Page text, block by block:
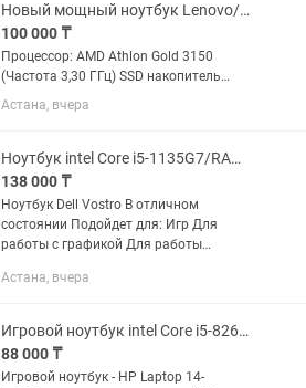
Новый мощный ноутбук Lenovo/AMD Athlon Gold 3150/SSD/Full HD/ОЗУ 8 Гб
100 000 ₸
Процессор: AMD Athlon Gold 3150
(Частота 3,30 ГГц) SSD накопитель
Оперативная память (ОЗУ): 8 Гигабайт
Экран: 14 дюйм/Full HD/IPS матрица
лицензионные
Астана, вчера
Ноутбук intel Core i5-1135G7/RAM 16Gb/SSD 256Gb/intel(R) Iris(R) Graphics
138 000 ₸
Ноутбук Dell Vostro В отличном
состоянии Подойдет для: Игр Для
работы с графикой Для работы
характеристики ноутбука: + Диагональ
Астана, вчера
Игровой ноутбук intel Core i5-8265U/RAM 8Gb/SSD 256Gb/R7 M340 2Gb GDDR5
88 000 ₸
Игровой ноутбук - HP Laptop 14-